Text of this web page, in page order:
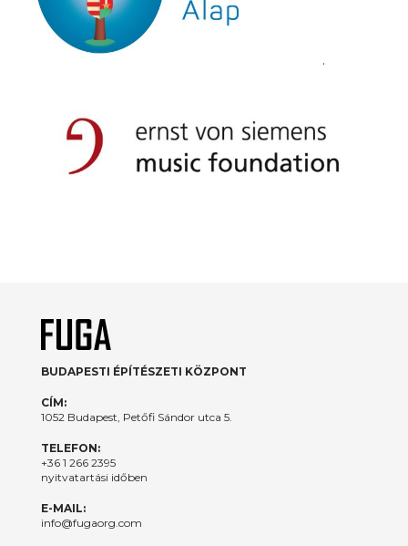
.
BUDAPESTI ÉPÍTÉSZETI KÖZPONT
CÍM:
1052 Budapest, Petőfi Sándor utca 5.
TELEFON:
+36 1 266 2395
nyitvatartási időben
E-MAIL:
info@fugaorg.com